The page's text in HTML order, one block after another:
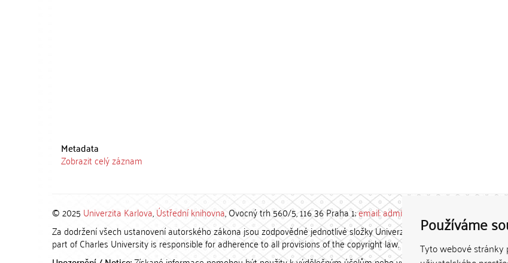
Používáme
Tyto webové
Metadata
Zobrazit celý záznam
© 2025 Univerzita Karlova,Ústřední knihovna, Ovocný trh 560/5, 116 36 Praha 1;email: admin-repozitar [at] cuni.cz
Za dodržení všech ustanovení autorského zákona jsou zodpovědné jednotlivé složky Univerzity Karlovy. / Each
part of Charles University is responsible for adherence to all provisions of the copyright law.